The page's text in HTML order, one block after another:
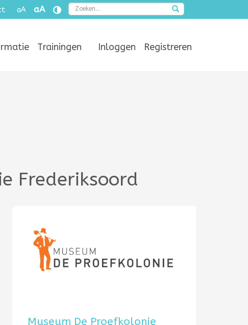
aA aA Zoeken
Trainingen Inloggen Registreren
Frederiksoord
Museum De Proefkolonie